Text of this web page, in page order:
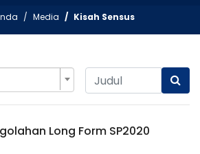
Media Kisah Sensus
Long Form SP2020